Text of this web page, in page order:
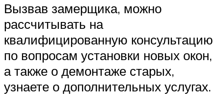
Вызвав замерщика, можно
рассчитывать на
квалифицированную консультацию
по вопросам установки новых окон,
а также о демонтаже старых,
узнаете о дополнительных услугах.